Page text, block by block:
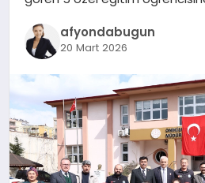
SIYASET
SPOR
YAŞAM
afyondabugun
20 Mart 2026